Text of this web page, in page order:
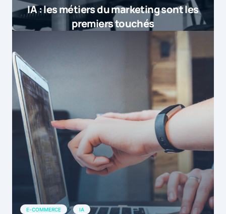
IA : les métiers du marketing sont les
premiers touchés
E-COMMERCE IA